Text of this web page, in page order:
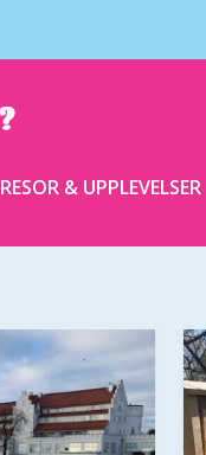
RESOR & UPPLEVELSER